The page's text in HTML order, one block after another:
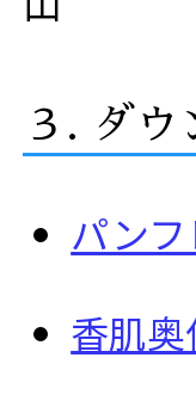
３. ダウ
パン
香肌